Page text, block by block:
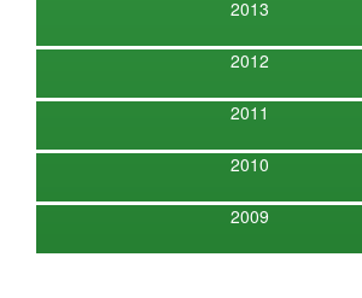
2013
2012
2011
2010
2009